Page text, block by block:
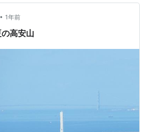
んどツクツクボウシで少しミンミン
くらいだった。ツクツクボウシが鳴
だ。 ツクツクボウシ ハイキングコー
• 1年前
高安山